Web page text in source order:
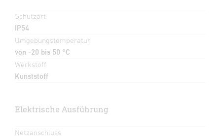
Schutzart
IP54
Umgebungstemperatur
von -20 bis 50 °C
Werkstoff
Kunststoff
Elektrische Ausführung
Netzanschluss